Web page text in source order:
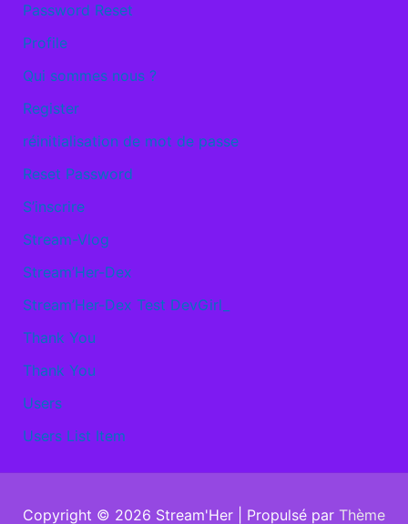
Password Reset
Profile
Qui sommes nous ?
Register
réinitialisation de mot de passe
Reset Password
S’inscrire
Stream-Vlog
Stream’Her-Dex
Stream’Her-Dex Test DevGirl_
Thank You
Thank You
Users
Users List Item
Copyright © 2026 Stream'Her | Propulsé par Thème